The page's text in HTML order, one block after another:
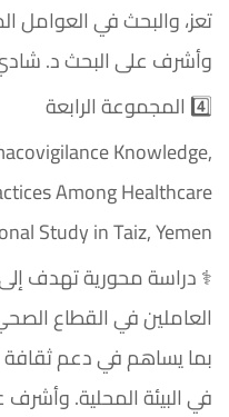
تعز، والبحث في العوامل
وأشرف على البحث د.
4️⃣ المجموعة الرابعة
Knowledge,
Among Healthcare
Study in Taiz, Yemen
⚕️ دراسة محورية تهدف
العاملين في القطاع
بما يساهم في دعم ثقافة
في البيئة المحلية.